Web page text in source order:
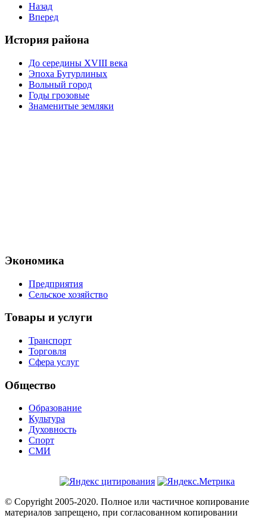
Назад
Вперед
История района
До середины XVIII века
Эпоха Бутурлиных
Вольный город
Годы грозовые
Знаменитые земляки
Экономика
Предприятия
Сельское хозяйство
Товары и услуги
Транспорт
Торговля
Сфера услуг
Общество
Образование
Культура
Духовность
Спорт
СМИ
© Copyright 2005-2020. Полное или частичное копирование
материалов запрещено, при согласованном копировании